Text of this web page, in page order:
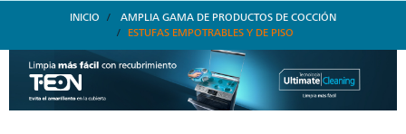
INICIO
AMPLIA GAMA DE PRODUCTOS DE COCCIÓN
ESTUFAS EMPOTRABLES Y DE PISO